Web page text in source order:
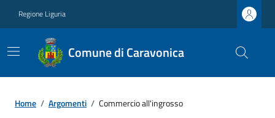
Regione Liguria
Comune di Caravonica
Home / Argomenti / Commercio all'ingrosso